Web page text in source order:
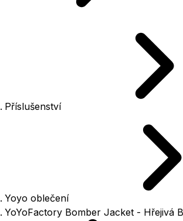
Příslušenství
Yoyo oblečení
YoYoFactory Bomber Jacket - Hřejivá